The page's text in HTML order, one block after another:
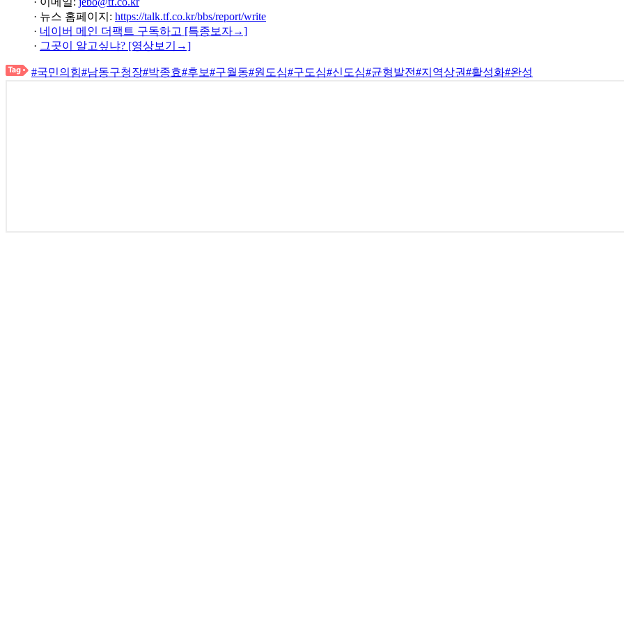
· 뉴스 홈페이지: https://talk.tf.co.kr/bbs/report/write
· 네이버 메인 더팩트 구독하고 [특종보자→]
· 그곳이 알고싶냐? [영상보기→]
#국민의힘#남동구청장#박종효#후보#구월동#원도심#구도심#신도심#균형발전#지역상권#활성화#완성